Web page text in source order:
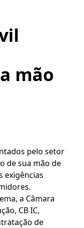
mão
pelo setor
de sua mão de
exigências
a Câmara
CB IC,
de